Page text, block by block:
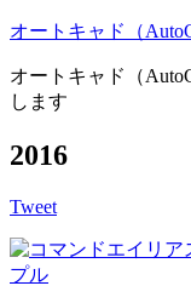
オートキャド（
オートキャド（
します
2016
Tweet